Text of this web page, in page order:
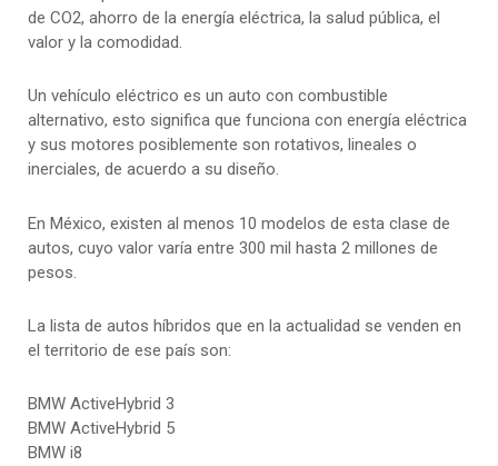
de CO2, ahorro de la energía eléctrica, la salud pública, el
valor y la comodidad.
Un vehículo eléctrico es un auto con combustible
alternativo, esto significa que funciona con energía eléctrica
y sus motores posiblemente son rotativos, lineales o
inerciales, de acuerdo a su diseño.
En México, existen al menos 10 modelos de esta clase de
autos, cuyo valor varía entre 300 mil hasta 2 millones de
pesos.
La lista de autos híbridos que en la actualidad se venden en
el territorio de ese país son:
BMW ActiveHybrid 3
BMW ActiveHybrid 5
BMW i8